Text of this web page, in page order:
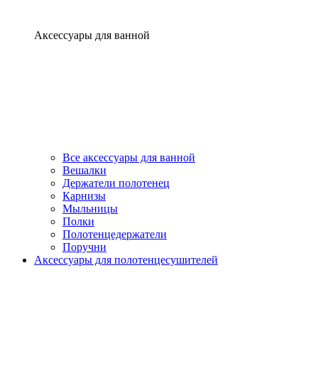
Аксессуары для ванной
Все аксессуары для ванной
Вешалки
Держатели полотенец
Карнизы
Мыльницы
Полки
Полотенцедержатели
Поручни
Аксессуары для полотенцесушителей